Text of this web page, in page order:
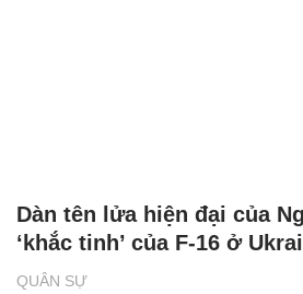
QUÂN SỰ
Dàn tên lửa hiện đại của
‘khắc tinh’ của F-16 ở